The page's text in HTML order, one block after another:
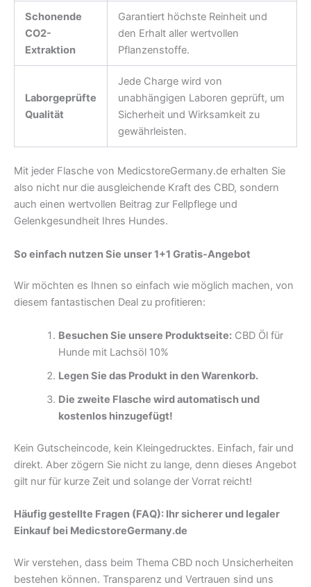
Schonende
CO2-
Extraktion
Garantiert höchste Reinheit und
den Erhalt aller wertvollen
Pflanzenstoffe.
Laborgeprüfte
Qualität
Jede Charge wird von
unabhängigen Laboren geprüft, um
Sicherheit und Wirksamkeit zu
gewährleisten.
Mit jeder Flasche von MedicstoreGermany.de erhalten Sie
also nicht nur die ausgleichende Kraft des CBD, sondern
auch einen wertvollen Beitrag zur Fellpflege und
Gelenkgesundheit Ihres Hundes.
So einfach nutzen Sie unser 1+1 Gratis-Angebot
Wir möchten es Ihnen so einfach wie möglich machen, von
diesem fantastischen Deal zu profitieren:
Besuchen Sie unsere Produktseite:CBD Öl für
Hunde mit Lachsöl 10%
Legen Sie das Produkt in den Warenkorb.
Die zweite Flasche wird automatisch und
kostenlos hinzugefügt!
Kein Gutscheincode, kein Kleingedrucktes. Einfach, fair und
direkt. Aber zögern Sie nicht zu lange, denn dieses Angebot
gilt nur für kurze Zeit und solange der Vorrat reicht!
Häufig gestellte Fragen (FAQ): Ihr sicherer und legaler
Einkauf bei MedicstoreGermany.de
Wir verstehen, dass beim Thema CBD noch Unsicherheiten
bestehen können. Transparenz und Vertrauen sind uns